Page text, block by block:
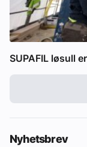
SUPAFIL løsull
Nyhetsbrev